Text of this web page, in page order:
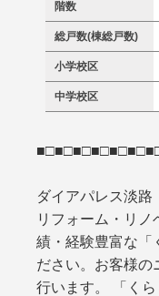
階数
総戸数(棟総戸数)
小学校区
中学校区
ダイアパレス淡路
リフォーム・リ
績・経験豊富な「
ださい。お客様の
行います。 「く